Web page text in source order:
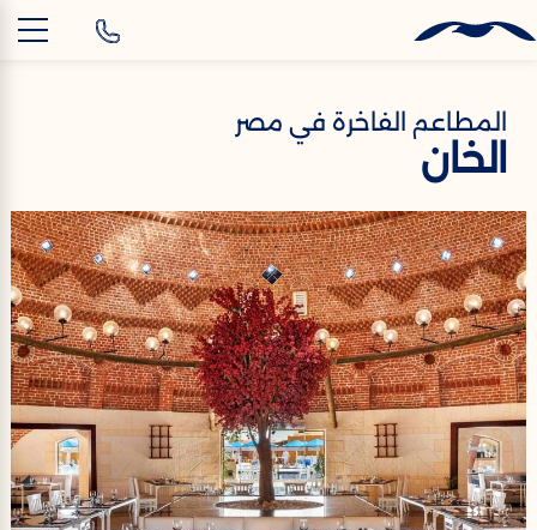
المطاعم الفاخرة في مصر
الخان